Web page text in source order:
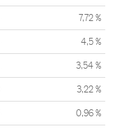
7,72 %
4,5 %
3,54 %
3,22 %
0,96 %